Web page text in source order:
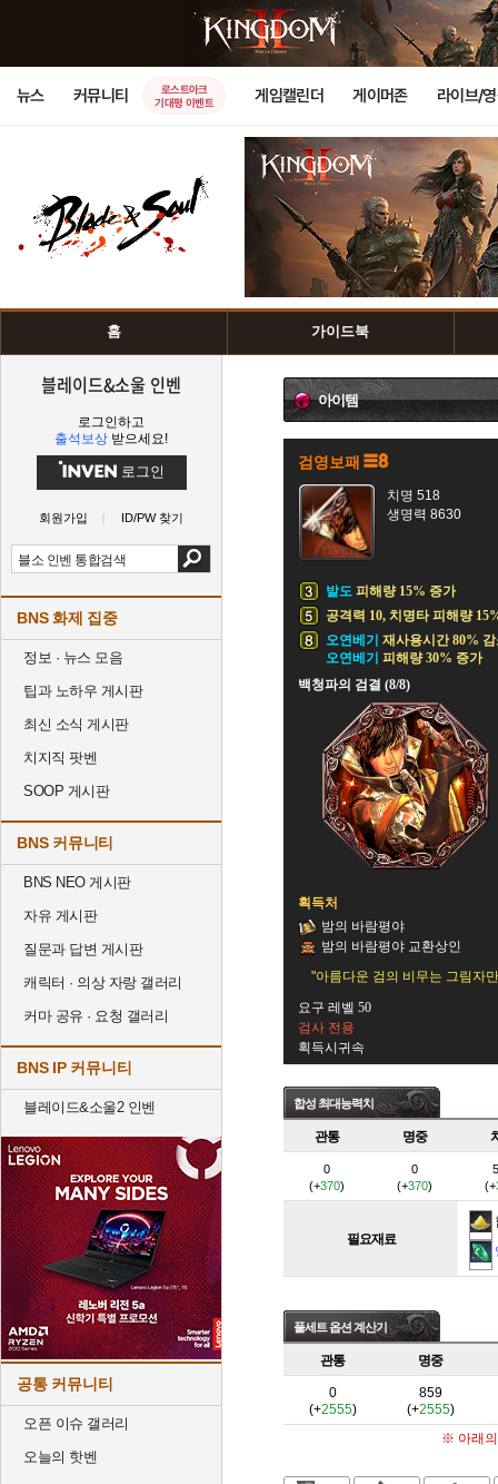
뉴스 커뮤니티
로스트아크
기대평 이벤트
게임캘린더 게이머존 라이브/
홈 가이드북
블레이드&소울 인벤
로그인하고
출석보상 받으세요!
로그인
회원가입 ID/PW 찾기
BNS 화제 집중
정보 · 뉴스 모음
팁과 노하우 게시판
최신 소식 게시판
치지직 팟벤
SOOP 게시판
BNS 커뮤니티
BNS NEO 게시판
자유 게시판
질문과 답변 게시판
캐릭터 · 의상 자랑 갤러리
커마 공유 · 요청 갤러리
BNS IP 커뮤니티
블레이드&소울2 인벤
공통 커뮤니티
오픈 이슈 갤러리
오늘의 핫벤
아이템
검영보패
치명 518
생명력 8630
발도 피해량 15% 증가
공격력 10, 치명타 피해량
오연베기 재사용시간 80%
오연베기 피해량 30% 증가
백청파의 검결 (8/8)
획득처
밤의 바람평야
밤의 바람평야 교환상인
"아름다운 검의 비무는 그림자
요구 레벨 50
검사 전용
획득시귀속
합성 최대능력치
관통 명중
0
(+370)
0
(+370)
(+
필요재료
풀세트 옵션 계산기
관통 명중
0
(+2555)
859
(+2555)
※ 아래의